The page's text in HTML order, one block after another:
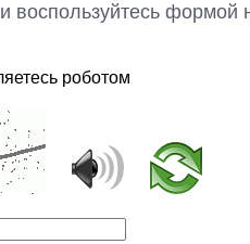
воспользуйтесь формой
роботом